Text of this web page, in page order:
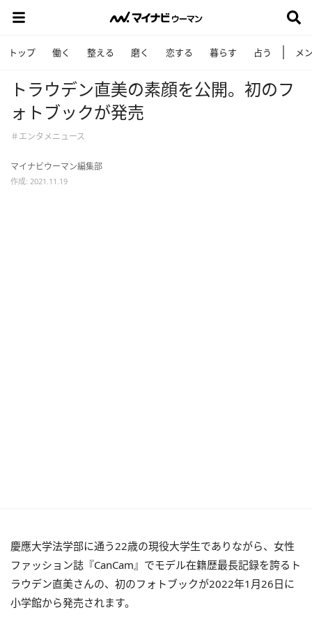
トップ 働く 整える 磨く 恋する 暮らす 占う メ
トラウデン直美の素顔を公開。初のフ
ォトブックが発売
＃エンタメニュース
マイナビウーマン編集部
作成: 2021.11.19
慶應大学法学部に通う22歳の現役大学生でありながら、女性
ファッション誌『CanCam』でモデル在籍歴最長記録を誇るト
ラウデン直美さんの、初のフォトブックが2022年1月26日に
小学館から発売されます。